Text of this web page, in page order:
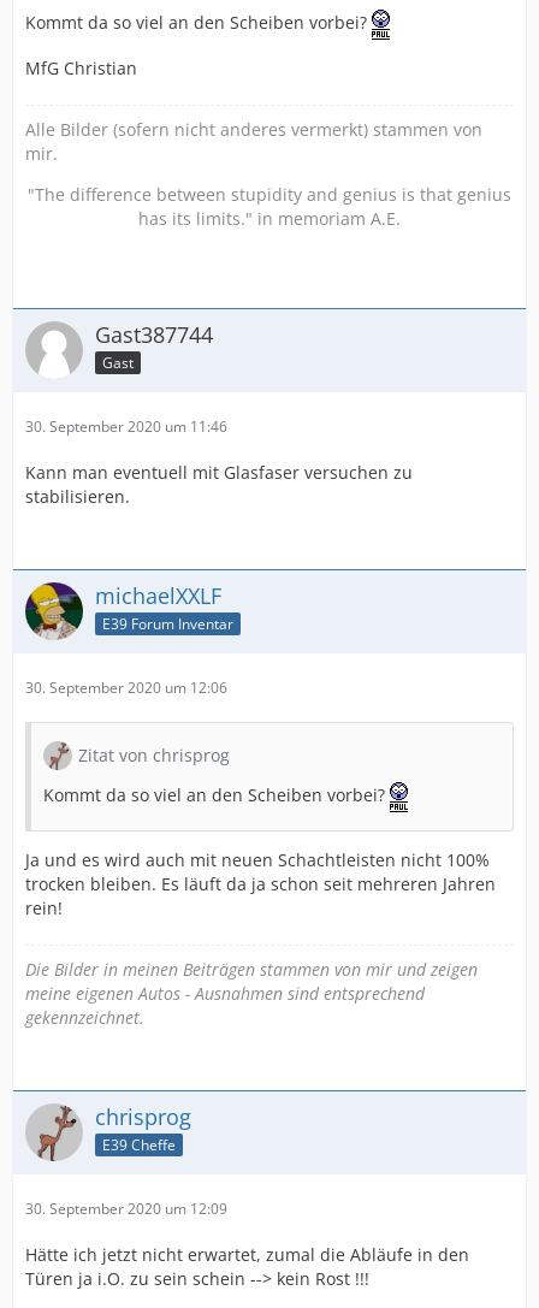
Kommt da so viel an den Scheiben vorbei?
MfG Christian
Alle Bilder (sofern nicht anderes vermerkt) stammen von
mir.
"The difference between stupidity and genius is that genius
has its limits." in memoriam A.E.
Gast387744
Gast
30. September 2020 um 11:46
Kann man eventuell mit Glasfaser versuchen zu
stabilisieren.
michaelXXLF
E39 Forum Inventar
30. September 2020 um 12:06
Zitat von chrisprog
Kommt da so viel an den Scheiben vorbei?
Ja und es wird auch mit neuen Schachtleisten nicht 100%
trocken bleiben. Es läuft da ja schon seit mehreren Jahren
rein!
Die Bilder in meinen Beiträgen stammen von mir und zeigen
meine eigenen Autos - Ausnahmen sind entsprechend
gekennzeichnet.
chrisprog
E39 Cheffe
30. September 2020 um 12:09
Hätte ich jetzt nicht erwartet, zumal die Abläufe in den
Türen ja i.O. zu sein schein --> kein Rost !!!